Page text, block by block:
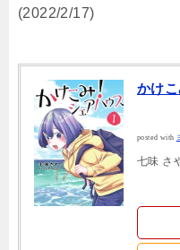
(2022/2/17)
かけこ
posted with
七味 さ